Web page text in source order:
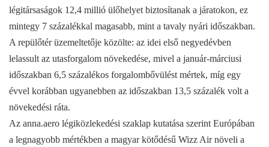
légitársaságok 12,4 millió ülőhelyet biztosítanak a járatokon, ez
mintegy 7 százalékkal magasabb, mint a tavaly nyári időszakban.
A repülőtér üzemeltetője közölte: az idei első negyedévben
lelassult az utasforgalom növekedése, mivel a január-márciusi
időszakban 6,5 százalékos forgalombővülést mértek, míg egy
évvel korábban ugyanebben az időszakban 13,5 százalék volt a
növekedési ráta.
Az anna.aero légiközlekedési szaklap kutatása szerint Európában
a legnagyobb mértékben a magyar kötődésű Wizz Air növeli a